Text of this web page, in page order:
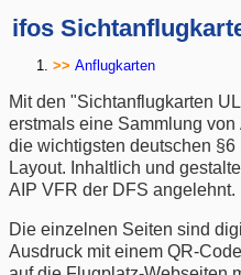
ifos
Anflugkarten
Mit den "Sichtanflugkarten
erstmals eine Sammlung von
die wichtigsten deutschen
Layout. Inhaltlich und
AIP VFR der DFS angelehnt.
Die einzelnen Seiten sind
Ausdruck mit einem QR-